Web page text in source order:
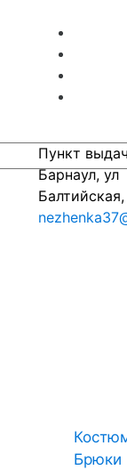
Пункт
Барнаул, ул
Брюки